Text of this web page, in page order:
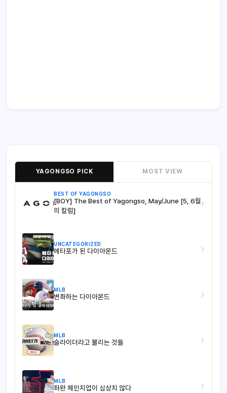
YAGONGSO PICK MOST VIEW
BEST OF YAGONGSO
[BOY] The Best of Yagongso, May/June [5, 6월
의 칼럼]
›
UNCATEGORIZED
메타포가 된 다이아몬드 ›
MLB
변화하는 다이아몬드 ›
MLB
슬라이더라고 불리는 것들 ›
MLB
좌완 체인지업이 심상치 않다 ›